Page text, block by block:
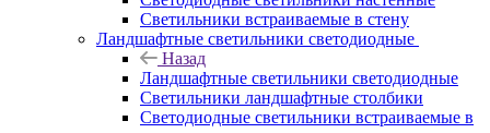
Светильники встраиваемые в стену
Ландшафтные светильники светодиодные
Назад
Ландшафтные светильники светодиодные
Светильники ландшафтные столбики
Светодиодные светильники встраиваемые в